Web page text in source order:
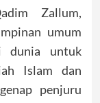
Zallum,
umum
dunia untuk
Islam dan
penjuru